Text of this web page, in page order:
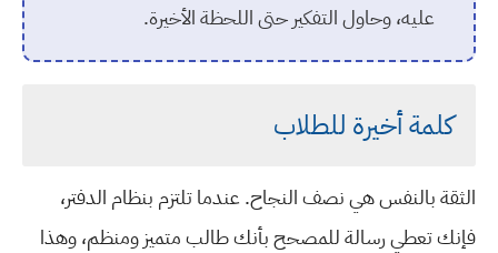
عليه، وحاول التفكير حتى اللحظة الأخيرة.
كلمة أخيرة للطلاب
الثقة بالنفس هي نصف النجاح. عندما تلتزم بنظام الدفتر،
فإنك تعطي رسالة للمصحح بأنك طالب متميز ومنظم، وهذا